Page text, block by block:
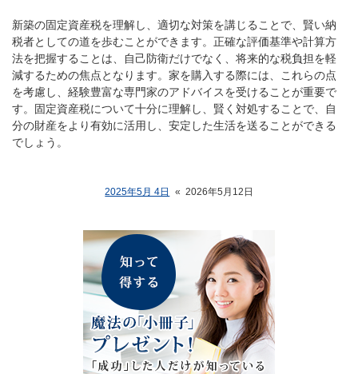
新築の固定資産税を理解し、適切な対策を講じることで、賢い納
税者としての道を歩むことができます。正確な評価基準や計算方
法を把握することは、自己防衛だけでなく、将来的な税負担を軽
減するための焦点となります。家を購入する際には、これらの点
を考慮し、経験豊富な専門家のアドバイスを受けることが重要で
す。固定資産税について十分に理解し、賢く対処することで、自
分の財産をより有効に活用し、安定した生活を送ることができる
でしょう。
2025年5月 4日 « 2026年5月12日